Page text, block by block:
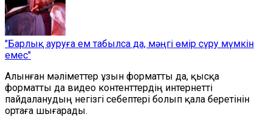
"Барлық ауруға ем табылса да, мәңгі өмір сүру мүмкін
емес"
Алынған мәліметтер ұзын форматты да, қысқа
форматты да видео контенттердің интернетті
пайдаланудың негізгі себептері болып қала беретінін
ортаға шығарады.